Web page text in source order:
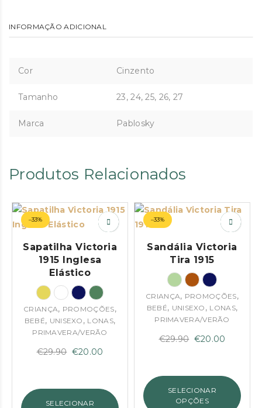
INFORMAÇÃO ADICIONAL
Cor Cinzento
Tamanho 23, 24, 25, 26, 27
Marca Pablosky
Produtos Relacionados
–33%
Sapatilha Victoria
1915 Inglesa
Elástico
CRIANÇA, PROMOÇÕES,
BEBÉ, UNISEXO , LONAS,
PRIMAVERA/VERÃO
€29.90 O
€20.00
é:
SELECIONAR
–33%
Sandália Victoria
Tira 1915
CRIANÇA, PROMOÇÕES,
BEBÉ, UNISEXO , LONAS,
PRIMAVERA/VERÃO
€29.90 O
€29.90.
€20.00
é:
€20.00.
SELECIONAR
OPÇÕES